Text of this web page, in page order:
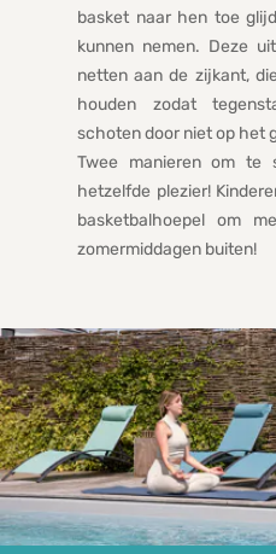
basket naar hen toe
kunnen nemen. Deze
netten aan de zijkant,
houden zodat
schoten door niet op het
Twee manieren om te
hetzelfde plezier!
basketbalhoepel om
zomermiddagen buiten!